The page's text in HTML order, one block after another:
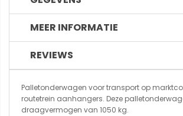
MEER INFORMATIE
REVIEWS
Palletonderwagen voor transport op
routetrein aanhangers. Deze
draagvermogen van 1050 kg.